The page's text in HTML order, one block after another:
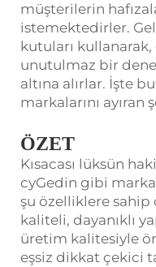
müşterilerin
istemektedirler.
kutuları
unutulmaz bir
altına alırlar. İşte
markalarını ayıran
ÖZET
Kısacası lüksün
cyGedin gibi
şu özelliklere sahip
kaliteli, dayanıklı
üretim kalitesiyle
eşsiz dikkat çekici